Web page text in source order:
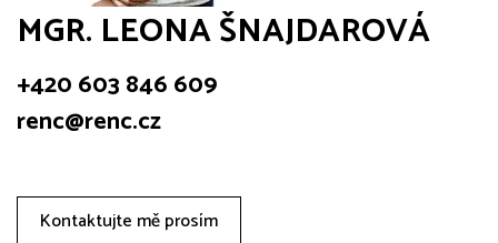
MGR. LEONA ŠNAJDAROVÁ
+420 603 846 609
renc@renc.cz
Kontaktujte mě prosím